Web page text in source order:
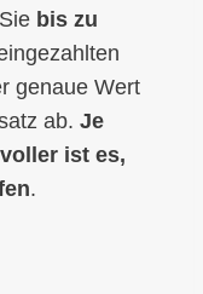
bis zu
genaue Wert
ab. Je
ist es,
.